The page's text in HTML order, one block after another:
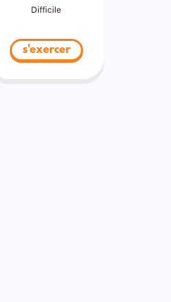
Difficile
s'exercer